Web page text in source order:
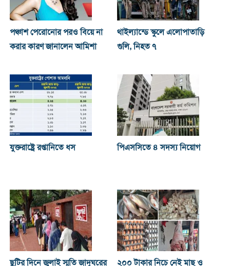
পঞ্চাশ পেরোনোর পরও বিয়ে না
করার কারণ জানালেন আমিশা
থাইল্যান্ডে স্কুলে এলোপাতাড়ি
গুলি, নিহত ৭
যুক্তরাষ্ট্রে রপ্তানিতে ধস পিএসসিতে ৪ সদস্য নিয়োগ
ছুটির দিনে জুলাই স্মৃতি জাদুঘরের
২০০ টাকার নিচে নেই মাছ ও